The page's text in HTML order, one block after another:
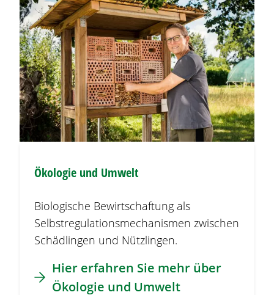
Ökologie und Umwelt
Biologische Bewirtschaftung als
Selbstregulationsmechanismen zwischen
Schädlingen und Nützlingen.
Hier erfahren Sie mehr über
Ökologie und Umwelt